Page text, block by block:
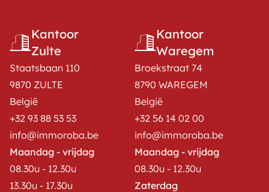
Kantoor
Zulte
Staatsbaan 110
9870 ZULTE
België
+32 93 88 53 53
info@immoroba.be
Maandag - vrijdag
08.30u - 12.30u
13.30u - 17.30u
Kantoor
Waregem
Broekstraat 74
8790 WAREGEM
België
+32 56 14 02 00
info@immoroba.be
Maandag - vrijdag
08.30u - 12.30u
Zaterdag